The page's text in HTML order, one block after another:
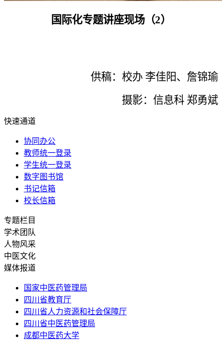
国际化专题讲座现场（2）
供稿：校办 李佳阳、詹锦瑜
摄影：信息科 郑勇斌
快速通道
协同办公
教师统一登录
学生统一登录
数字图书馆
书记信箱
校长信箱
专题栏目
学术团队
人物风采
中医文化
媒体报道
国家中医药管理局
四川省教育厅
四川省人力资源和社会保障厅
四川省中医药管理局
成都中医药大学